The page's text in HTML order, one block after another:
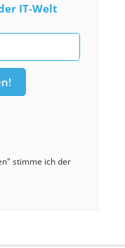
IT-Welt
stimme ich der